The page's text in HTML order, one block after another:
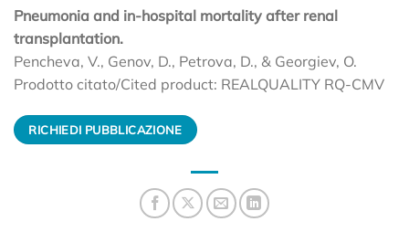
Pneumonia and in-hospital mortality after renal
transplantation.
Pencheva, V., Genov, D., Petrova, D., & Georgiev, O.
Prodotto citato/Cited product: REALQUALITY RQ-CMV
RICHIEDI PUBBLICAZIONE